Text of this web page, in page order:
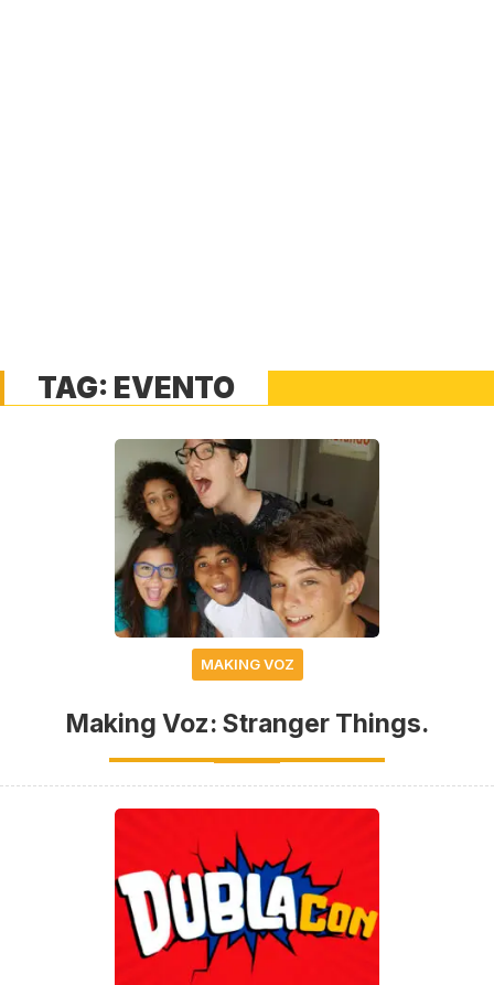
TAG: EVENTO
MAKING VOZ
Making Voz: Stranger Things.